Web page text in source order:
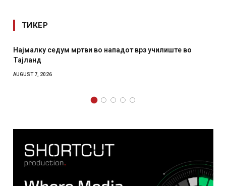
ТИКЕР
врз училиште во
СОЗИС: Украинците повеќе им